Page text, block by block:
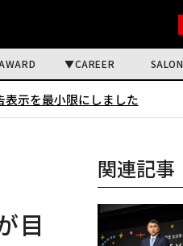
CAREER SALON
表示を最小限にしました
目
関連記事